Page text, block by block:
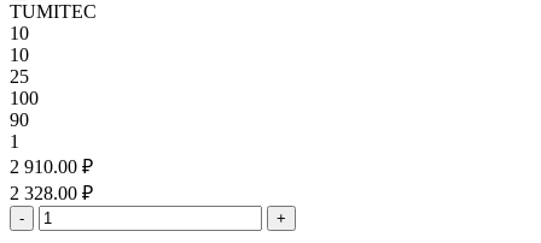
TUMITEC
10
10
25
100
90
1
2 910.00 ₽
2 328.00 ₽
- +